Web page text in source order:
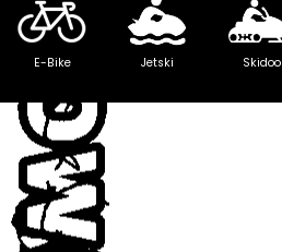
E-Bike Jetski Skidoo